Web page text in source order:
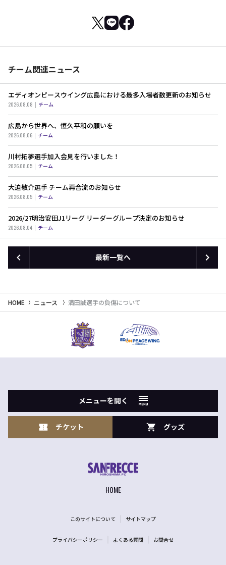
チーム関連ニュース
エディオンピースウイング広島における最多入場者数更新のお知らせ
2026.08.08 チーム
広島から世界へ、恒久平和の願いを
2026.08.06 チーム
川村拓夢選手加入会見を行いました！
2026.08.05 チーム
大迫敬介選手 チーム再合流のお知らせ
2026.08.05 チーム
2026/27明治安田J1リーグ リーダーグループ決定のお知らせ
2026.08.04 チーム
最新一覧へ
HOME ニュース 満田誠選手の負傷について
メニューを開く
チケット グッズ
HOME
このサイトについて サイトマップ
プライバシーポリシー よくある質問 お問合せ